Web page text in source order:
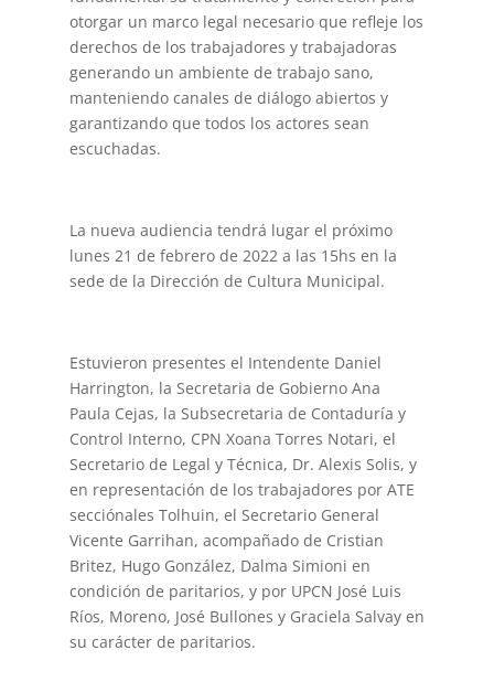
otorgar un marco legal necesario que refleje los
derechos de los trabajadores y trabajadoras
generando un ambiente de trabajo sano,
manteniendo canales de diálogo abiertos y
garantizando que todos los actores sean
escuchadas.
La nueva audiencia tendrá lugar el próximo
lunes 21 de febrero de 2022 a las 15hs en la
sede de la Dirección de Cultura Municipal.
Estuvieron presentes el Intendente Daniel
Harrington, la Secretaria de Gobierno Ana
Paula Cejas, la Subsecretaria de Contaduría y
Control Interno, CPN Xoana Torres Notari, el
Secretario de Legal y Técnica, Dr. Alexis Solis, y
en representación de los trabajadores por ATE
secciónales Tolhuin, el Secretario General
Vicente Garrihan, acompañado de Cristian
Britez, Hugo González, Dalma Simioni en
condición de paritarios, y por UPCN José Luis
Ríos, Moreno, José Bullones y Graciela Salvay en
su carácter de paritarios.